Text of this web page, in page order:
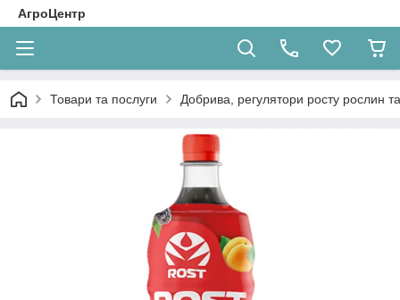
АгроЦентр
Товари та послуги Добрива, регулятори росту рослин